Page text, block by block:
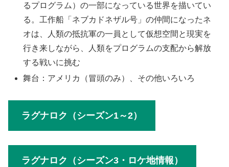
るプログラム）の一部になっている世界を描いてい
る。工作船「ネブカドネザル号」の仲間になったネ
オは、人類の抵抗軍の一員として仮想空間と現実を
行き来しながら、人類をプログラムの支配から解放
する戦いに挑む
舞台：アメリカ（冒頭のみ）、その他いろいろ
ラグナロク（シーズン1～2）
ラグナロク（シーズン3・ロケ地情報）